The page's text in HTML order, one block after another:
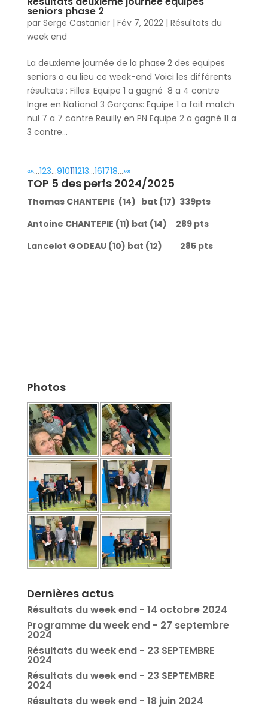
seniors phase 2
par Serge Castanier| Fév 7, 2022| Résultats du
week end
La deuxieme journée de la phase 2 des equipes
seniors a eu lieu ce week-end Voici les différents
résultats : Filles: Equipe 1 a gagné 8 a 4 contre
Ingre en National 3 Garçons: Equipe 1 a fait match
nul 7 a 7 contre Reuilly en PN Equipe 2 a gagné 11 a
3 contre...
««…123…910111213…161718…»»
TOP 5 des perfs 2024/2025
Thomas CHANTEPIE (14) bat (17) 339pts
Antoine CHANTEPIE (11) bat (14) 289 pts
Lancelot GODEAU (10) bat (12) 285 pts
Photos
Dernières actus
Résultats du week end - 14 octobre 2024
Programme du week end - 27 septembre
2024
Résultats du week end - 23 SEPTEMBRE
2024
Résultats du week end - 23 SEPTEMBRE
2024
Résultats du week end - 18 juin 2024